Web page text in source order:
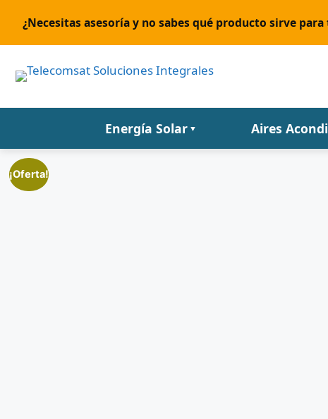
¿Necesitas asesoría y no sabes qué producto sirve
Energía Solar ▼ Aires
¡Oferta!